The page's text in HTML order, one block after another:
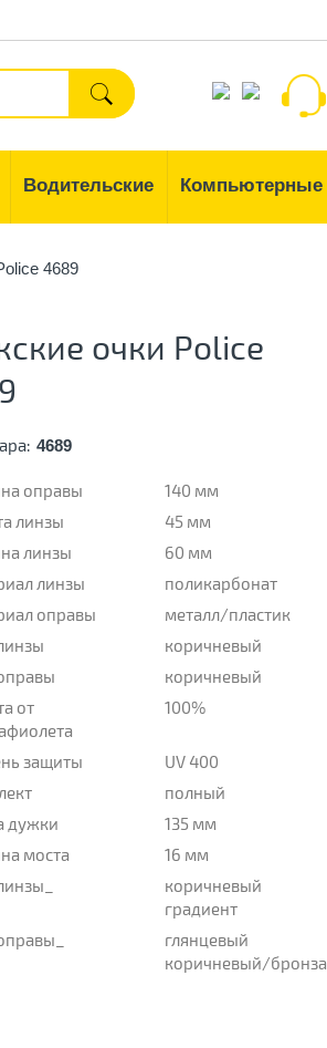
Водительские Компьютерные
4689
очки Police
4689
оправы
140 мм
линзы
45 мм
линзы
60 мм
линзы
поликарбонат
оправы
металл/пластик
коричневый
коричневый
от
100%
защиты
UV 400
полный
дужки
135 мм
моста
16 мм
коричневый
градиент
глянцевый
коричневый/бронза